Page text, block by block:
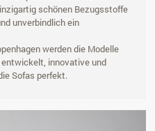
schönen Bezugsstoffe
unverbindlich ein
werden die Modelle
entwickelt, innovative und
Sofas perfekt.